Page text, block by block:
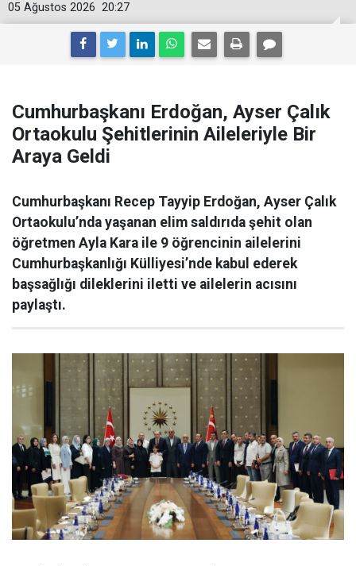
20:27
05 Ağustos 2026
Cumhurbaşkanı Erdoğan, Ayser Çalık
Ortaokulu Şehitlerinin Aileleriyle Bir
Araya Geldi
Cumhurbaşkanı Recep Tayyip Erdoğan, Ayser Çalık
Ortaokulu’nda yaşanan elim saldırıda şehit olan
öğretmen Ayla Kara ile 9 öğrencinin ailelerini
Cumhurbaşkanlığı Külliyesi’nde kabul ederek
başsağlığı dileklerini iletti ve ailelerin acısını
paylaştı.